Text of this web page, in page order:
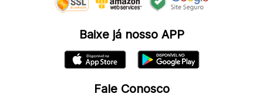
Baixe já nosso APP
Fale Conosco